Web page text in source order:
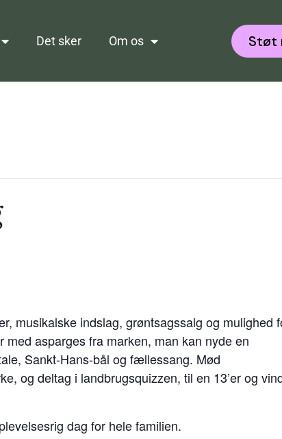
Det sker Om os Støt
musikalske indslag, grøntsagssalg og mulighed
asparges fra marken, man kan nyde en
Sankt-Hans-bål og fællessang. Mød
og deltag i landbrugsquizzen, til en 13’er og
dag for hele familien.